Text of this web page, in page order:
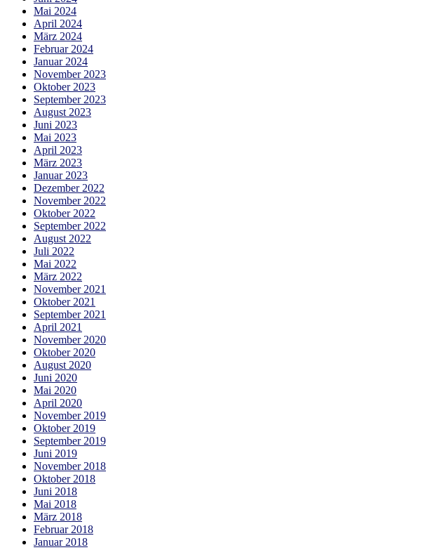
Mai 2024
April 2024
März 2024
Februar 2024
Januar 2024
November 2023
Oktober 2023
September 2023
August 2023
Juni 2023
Mai 2023
April 2023
März 2023
Januar 2023
Dezember 2022
November 2022
Oktober 2022
September 2022
August 2022
Juli 2022
Mai 2022
März 2022
November 2021
Oktober 2021
September 2021
April 2021
November 2020
Oktober 2020
August 2020
Juni 2020
Mai 2020
April 2020
November 2019
Oktober 2019
September 2019
Juni 2019
November 2018
Oktober 2018
Juni 2018
Mai 2018
März 2018
Februar 2018
Januar 2018